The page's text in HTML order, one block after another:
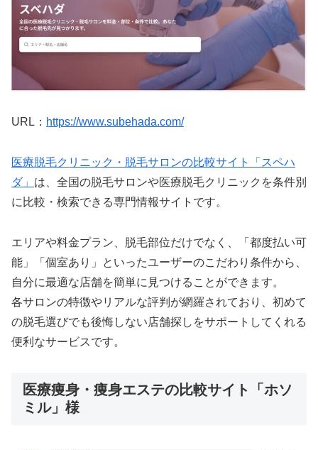
URL： https://www.subehada.com/
医療脱毛クリニック・脱毛サロンの比較サイト「スペハ
ダ」 は、全国の脱毛サロンや医療脱毛クリニックを条件別
に比較・検索できる専門情報サイトです。
エリアや料金プラン、脱毛部位だけでなく、「都度払い可
能」「個室あり」といったユーザーのこだわり条件から、
自分に最適な店舗を簡単に見つけることができます。
各サロンの特徴やリアルな評判が網羅されており、初めて
の脱毛選びでも後悔しない店舗探しをサポートしてくれる
便利なサービスです。
医療痩身・痩身エステの比較サイト「ホソ
ミル」様